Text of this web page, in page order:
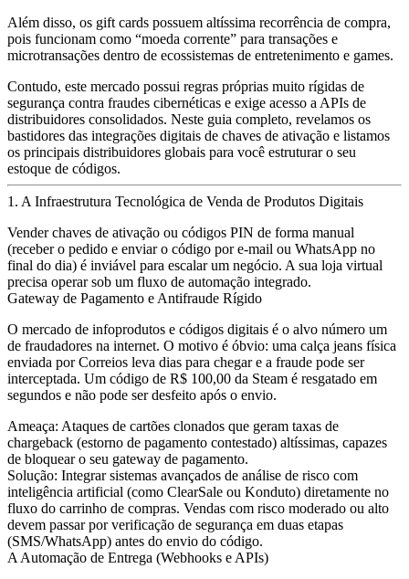
Além disso, os gift cards possuem altíssima recorrência de compra,
pois funcionam como “moeda corrente” para transações e
microtransações dentro de ecossistemas de entretenimento e games.
Contudo, este mercado possui regras próprias muito rígidas de
segurança contra fraudes cibernéticas e exige acesso a APIs de
distribuidores consolidados. Neste guia completo, revelamos os
bastidores das integrações digitais de chaves de ativação e listamos
os principais distribuidores globais para você estruturar o seu
estoque de códigos.
1. A Infraestrutura Tecnológica de Venda de Produtos Digitais
Vender chaves de ativação ou códigos PIN de forma manual
(receber o pedido e enviar o código por e-mail ou WhatsApp no
final do dia) é inviável para escalar um negócio. A sua loja virtual
precisa operar sob um fluxo de automação integrado.
Gateway de Pagamento e Antifraude Rígido
O mercado de infoprodutos e códigos digitais é o alvo número um
de fraudadores na internet. O motivo é óbvio: uma calça jeans física
enviada por Correios leva dias para chegar e a fraude pode ser
interceptada. Um código de R$ 100,00 da Steam é resgatado em
segundos e não pode ser desfeito após o envio.
Ameaça: Ataques de cartões clonados que geram taxas de
chargeback (estorno de pagamento contestado) altíssimas, capazes
de bloquear o seu gateway de pagamento.
Solução: Integrar sistemas avançados de análise de risco com
inteligência artificial (como ClearSale ou Konduto) diretamente no
fluxo do carrinho de compras. Vendas com risco moderado ou alto
devem passar por verificação de segurança em duas etapas
(SMS/WhatsApp) antes do envio do código.
A Automação de Entrega (Webhooks e APIs)